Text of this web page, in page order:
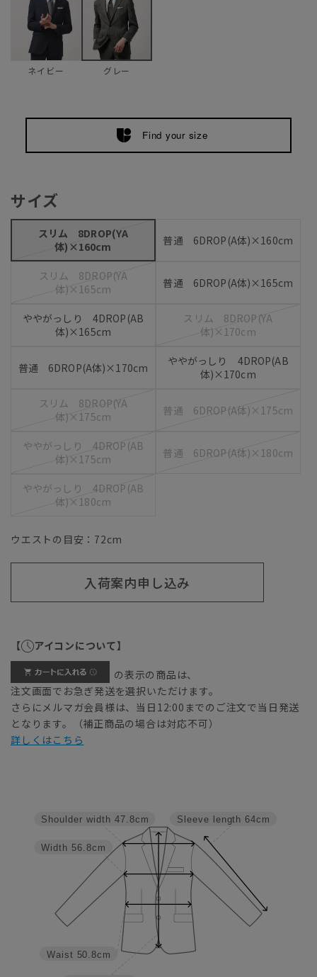
ネイビー グレー
Find your size
サイズ
スリム 8DROP(YA
体)×160cm
普通 6DROP(A体)×160cm
スリム 8DROP(YA
体)×165cm
普通 6DROP(A体)×165cm
ややがっしり 4DROP(AB
体)×165cm
スリム 8DROP(YA
体)×170cm
普通 6DROP(A体)×170cm
ややがっしり 4DROP(AB
体)×170cm
スリム 8DROP(YA
体)×175cm
普通 6DROP(A体)×175cm
ややがっしり 4DROP(AB
体)×175cm
普通 6DROP(A体)×180cm
ややがっしり 4DROP(AB
体)×180cm
ウエストの目安： 72cm
入荷案内申し込み
【 アイコンについて】
の表示の商品は、
注文画面でお急ぎ発送を選択いただけます。
さらにメルマガ会員様は、当日12:00までのご注文で当日発送
となります。（補正商品の場合は対応不可）
詳しくはこちら
Sleeve length 64cm
Waist 50.8cm
Width 56.8cm
Shoulder width 47.8cm